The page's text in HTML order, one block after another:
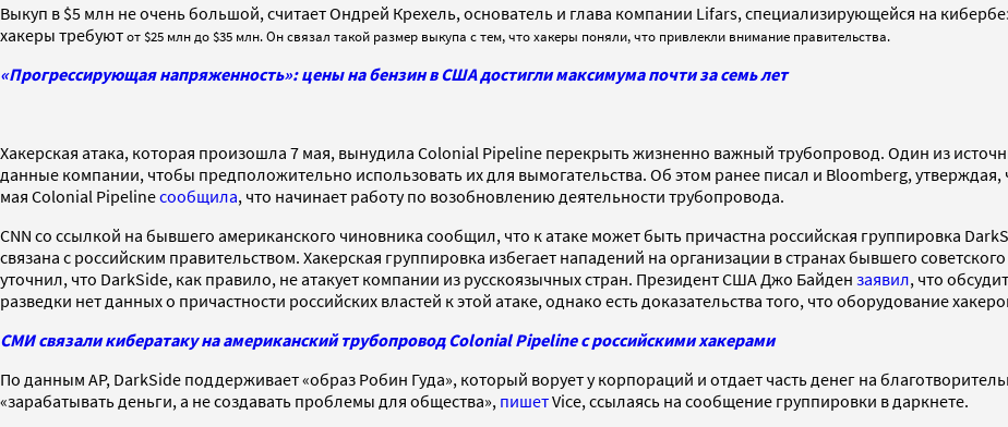
Выкуп в $5 млн не очень большой, считает Ондрей Крехель, основатель и глава компании Lifars, специализирующейся на
хакеры требуютот $25 млн до $35 млн. Он связал такой размер выкупа с тем, что хакеры поняли, что привлекли внимание правительства.
«Прогрессирующая напряженность»: цены на бензин в США достигли максимума почти за семь лет
Хакерская атака, которая произошла 7 мая, вынудила Colonial Pipeline перекрыть жизненно важный трубопровод. Один из
данные компании, чтобы предположительно использовать их для вымогательства. Об этом ранее писал и Bloomberg, утверждая,
мая Colonial Pipelineсообщила, что начинает работу по возобновлению деятельности трубопровода.
CNN со ссылкой на бывшего американского чиновника сообщил, что к атаке может быть причастна российская группировка
связана с российским правительством. Хакерская группировка избегает нападений на организации в странах бывшего
уточнил, что DarkSide, как правило, не атакует компании из русскоязычных стран. Президент США Джо Байден заявил, что
разведки нет данных о причастности российских властей к этой атаке, однако есть доказательства того, что оборудование
СМИ связали кибератаку на американский трубопровод Colonial Pipeline с российскими хакерами
По данным AP, DarkSide поддерживает «образ Робин Гуда», который ворует у корпораций и отдает часть денег на
«зарабатывать деньги, а не создавать проблемы для общества», пишетVice, ссылаясь на сообщение группировки в даркнете.